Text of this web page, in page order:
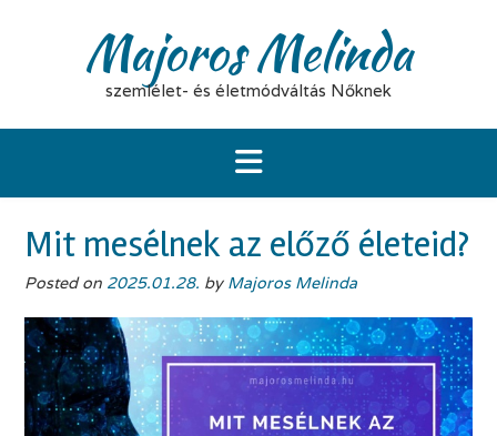
Majoros Melinda
szemlélet- és életmódváltás Nőknek
Mit mesélnek az előző életeid?
Posted on 2025.01.28. by Majoros Melinda